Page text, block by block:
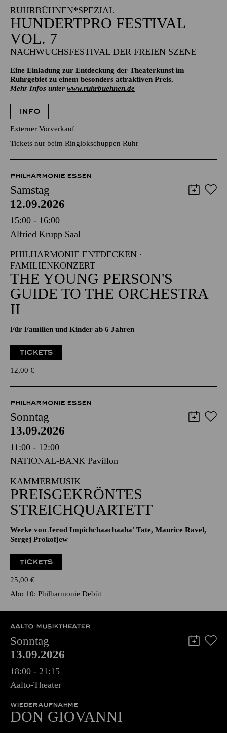
RUHRBÜHNEN*SPEZIAL
HUNDERTPRO FESTIVAL
VOL. 7
NACHWUCHSFESTIVAL DER FREIEN SZENE
Eine Einladung zur Entdeckung der Theaterkunst im
Ruhrgebiet zu einem besonders attraktiven Preis.
Mehr Infos unter www.ruhrbuehnen.de
INFO
Externer Vorverkauf
Tickets nur beim Ringlokschuppen Ruhr
PHILHARMONIE ESSEN
Samstag
12.09.2026
15:00 - 16:00
Alfried Krupp Saal
PHILHARMONIE ENTDECKEN ·
FAMILIENKONZERT
THE YOUNG PERSON'S
GUIDE TO THE ORCHESTRA
II
Für Familien und Kinder ab 6 Jahren
TICKETS
12,00 €
PHILHARMONIE ESSEN
Sonntag
13.09.2026
11:00 - 12:00
NATIONAL-BANK Pavillon
KAMMERMUSIK
PREISGEKRÖNTES
STREICHQUARTETT
Werke von Jerod Impichchaachaaha' Tate, Maurice Ravel,
Sergej Prokofjew
TICKETS
25,00 €
Abo 10: Philharmonie Debüt
AALTO MUSIKTHEATER
Sonntag
13.09.2026
18:00 - 21:15
Aalto-Theater
WIEDERAUFNAHME
DON GIO­VANNI